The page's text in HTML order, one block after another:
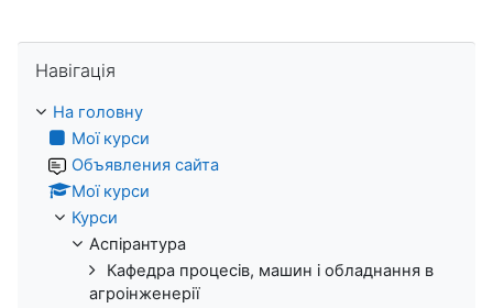
Навігація
На головну
Мої курси
Объявления сайта
Мої курси
Курси
Аспірантура
Кафедра процесів, машин і обладнання в
агроінженерії